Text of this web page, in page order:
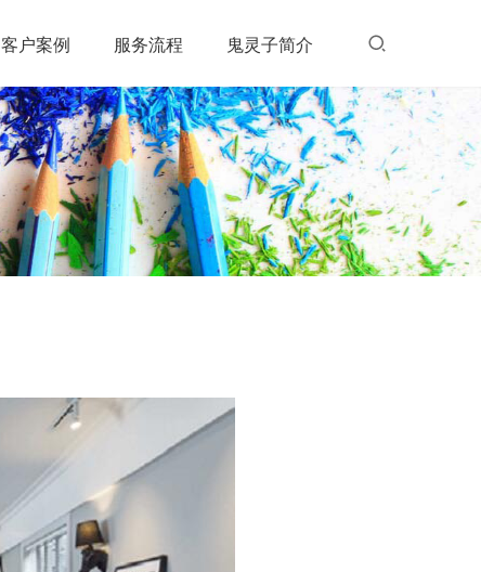
客户案例 服务流程 鬼灵子简介